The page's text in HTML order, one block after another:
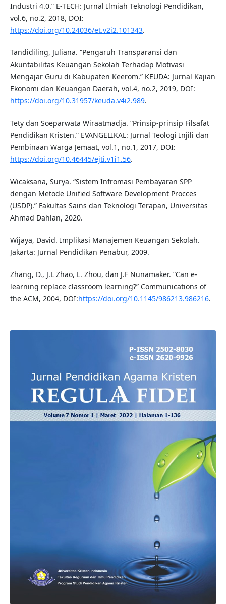
Industri 4.0.” E-TECH: Jurnal Ilmiah Teknologi Pendidikan,
vol.6, no.2, 2018, DOI:
https://doi.org/10.24036/et.v2i2.101343.
Tandidiling, Juliana. “Pengaruh Transparansi dan
Akuntabilitas Keuangan Sekolah Terhadap Motivasi
Mengajar Guru di Kabupaten Keerom.” KEUDA: Jurnal Kajian
Ekonomi dan Keuangan Daerah, vol.4, no.2, 2019, DOI:
https://doi.org/10.31957/keuda.v4i2.989.
Tety dan Soeparwata Wiraatmadja. “Prinsip-prinsip Filsafat
Pendidikan Kristen.” EVANGELIKAL: Jurnal Teologi Injili dan
Pembinaan Warga Jemaat, vol.1, no.1, 2017, DOI:
https://doi.org/10.46445/ejti.v1i1.56.
Wicaksana, Surya. “Sistem Infromasi Pembayaran SPP
dengan Metode Unified Software Development Procces
(USDP).” Fakultas Sains dan Teknologi Terapan, Universitas
Ahmad Dahlan, 2020.
Wijaya, David. Implikasi Manajemen Keuangan Sekolah.
Jakarta: Jurnal Pendidikan Penabur, 2009.
Zhang, D., J.L Zhao, L. Zhou, dan J.F Nunamaker. “Can e-
learning replace classroom learning?” Communications of
the ACM, 2004, DOI:https://doi.org/10.1145/986213.986216.